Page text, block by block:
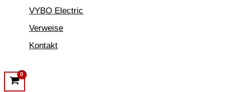
VYBO Electric
Verweise
Kontakt